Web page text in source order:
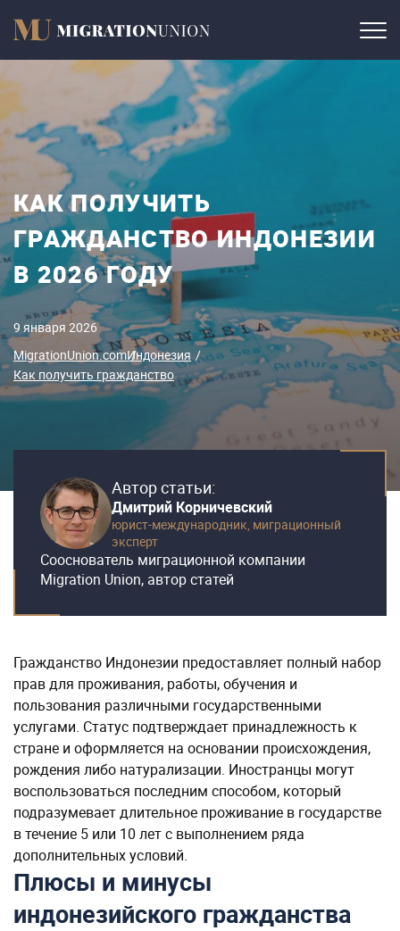
КАК ПОЛУЧИТЬ
ГРАЖДАНСТВО ИНДОНЕЗИИ
В 2026 ГОДУ
9 января 2026
MigrationUnion.comИндонезия
Как получить гражданство
Автор статьи:
Дмитрий Корничевский
юрист-международник, миграционный
эксперт
Сооснователь миграционной компании
Migration Union, автор статей
Гражданство Индонезии предоставляет полный набор
прав для проживания, работы, обучения и
пользования различными государственными
услугами. Статус подтверждает принадлежность к
стране и оформляется на основании происхождения,
рождения либо натурализации. Иностранцы могут
воспользоваться последним способом, который
подразумевает длительное проживание в государстве
в течение 5 или 10 лет с выполнением ряда
дополнительных условий.
Плюсы и минусы
индонезийского гражданства